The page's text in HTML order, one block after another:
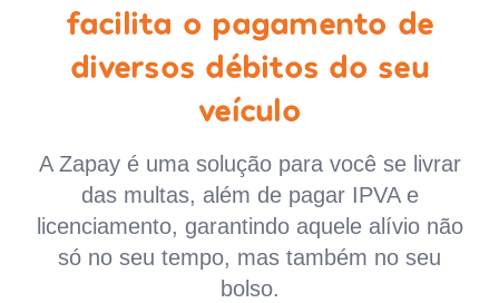
facilita o pagamento de
diversos débitos do seu
veículo
A Zapay é uma solução para você se livrar
das multas, além de pagar IPVA e
licenciamento, garantindo aquele alívio não
só no seu tempo, mas também no seu
bolso.